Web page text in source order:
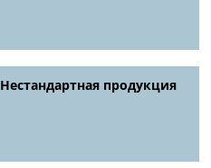
Нестандартная продукция